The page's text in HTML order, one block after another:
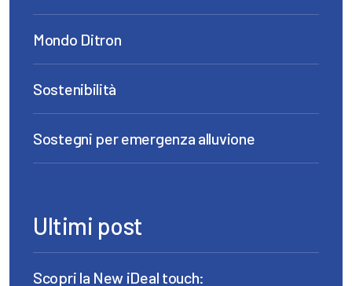
Mondo Ditron
Sostenibilità
Sostegni per emergenza alluvione
Ultimi post
Scopri la New iDeal touch: